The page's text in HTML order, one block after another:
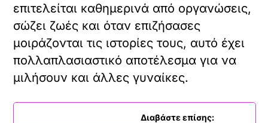
επιτελείται καθημερινά από οργανώσεις,
σώζει ζωές και όταν επιζήσασες
μοιράζονται τις ιστορίες τους, αυτό έχει
πολλαπλασιαστικό αποτέλεσμα για να
μιλήσουν και άλλες γυναίκες.
Διαβάστε επίσης: